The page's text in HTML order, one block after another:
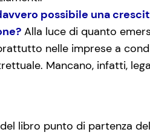
possibile una
? Alla luce di quanto
nelle imprese a
Mancano, infatti,
libro punto di partenza